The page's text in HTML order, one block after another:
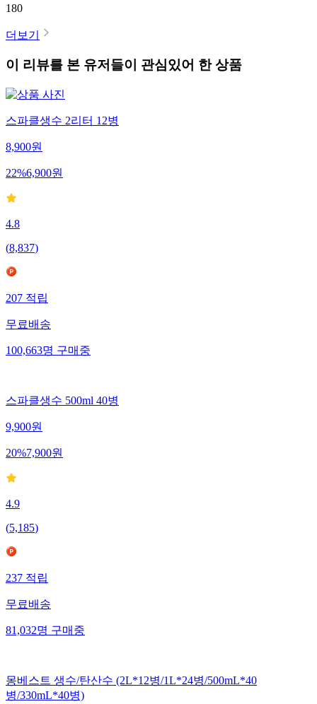
180
더보기
이 리뷰를 본 유저들이 관심있어 한 상품
스파클생수 2리터 12병
8,900원
22%6,900원
4.8
(8,837)
207 적립
무료배송
100,663명 구매중
스파클생수 500ml 40병
9,900원
20%7,900원
4.9
(5,185)
237 적립
무료배송
81,032명 구매중
몽베스트 생수/탄산수 (2L*12병/1L*24병/500mL*40
병/330mL*40병)